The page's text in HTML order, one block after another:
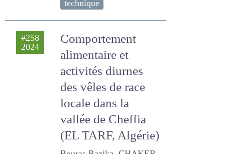
PISSONNIER Solène,
Clerget Valentin, Valet Inês
technique
Comportement
alimentaire et
activités diurnes
des vêles de race
locale dans la
vallée de Cheffia